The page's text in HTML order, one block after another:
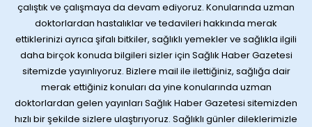
çalıştık ve çalışmaya da devam ediyoruz. Konularında uzman
doktorlardan hastalıklar ve tedavileri hakkında merak
ettiklerinizi ayrıca şifalı bitkiler, sağlıklı yemekler ve sağlıkla ilgili
daha birçok konuda bilgileri sizler için Sağlık Haber Gazetesi
sitemizde yayınlıyoruz. Bizlere mail ile ilettiğiniz, sağlığa dair
merak ettiğiniz konuları da yine konularında uzman
doktorlardan gelen yayınları Sağlık Haber Gazetesi sitemizden
hızlı bir şekilde sizlere ulaştırıyoruz. Sağlıklı günler dileklerimizle